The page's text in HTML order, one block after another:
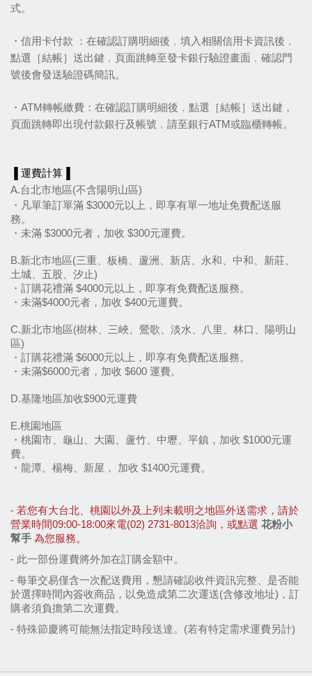
式。
・信用卡付款 ：在確認訂購明細後﹐填入相關信用卡資訊後﹐
點選［結帳］送出鍵﹐頁面跳轉至發卡銀行驗證畫面﹐確認門
號後會發送驗證碼簡訊。
・ATM轉帳繳費：在確認訂購明細後﹐點選［結帳］送出鍵，
頁面跳轉即出現付款銀行及帳號﹐請至銀行ATM或臨櫃轉帳。
▐ 運費計算▐
A.台北市地區(不含陽明山區)
・凡單筆訂單滿 $3000元以上，即享有單一地址免費配送服
務。
・未滿 $3000元者，加收 $300元運費。
B.新北市地區(三重、板橋、蘆洲、新店、永和、中和、新莊、
土城、五股、汐止)
・訂購花禮滿 $4000元以上，即享有免費配送服務。
・未滿$4000元者，加收 $400元運費。
C.新北市地區(樹林、三峽、鶯歌、淡水、八里、林口、陽明山
區)
・訂購花禮滿 $6000元以上，即享有免費配送服務。
・未滿$6000元者，加收 $600 運費。
D.基隆地區加收$900元運費
E.桃園地區
・桃園市、龜山、大園、蘆竹、中壢、平鎮，加收 $1000元運
費。
・龍潭、楊梅、新屋， 加收 $1400元運費。
- 若您有大台北、桃園以外及上列未載明之地區外送需求，請於
營業時間09:00-18:00來電(02) 2731-8013洽詢，或點選 花粉小
幫手 為您服務。
- 此一部份運費將外加在訂購金額中。
- 每筆交易僅含一次配送費用，懇請確認收件資訊完整、是否能
於選擇時間內簽收商品，以免造成第二次運送(含修改地址)，訂
購者須負擔第二次運費。
- 特殊節慶將可能無法指定時段送達。(若有特定需求運費另計)